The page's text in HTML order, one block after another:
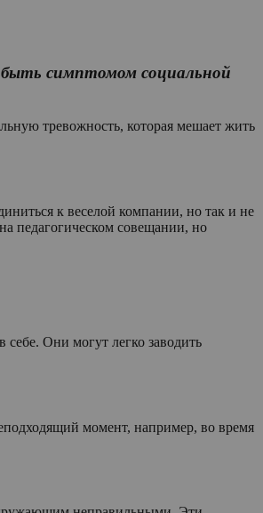
быть симптомом социальной
тревожность, которая мешает жить
к веселой компании, но так и не
педагогическом совещании, но
Они могут легко заводить
момент, например, во время